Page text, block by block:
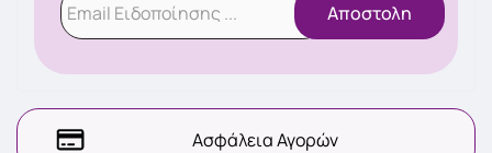
Αποστολη
Ασφάλεια Αγορών